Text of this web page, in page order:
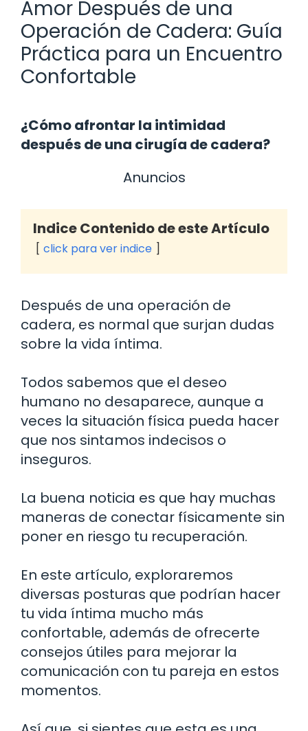
Amor Después de una
Operación de Cadera: Guía
Práctica para un Encuentro
Confortable
¿Cómo afrontar la intimidad
después de una cirugía de cadera?
Anuncios
Indice Contenido de este Artículo
click para ver indice
Después de una operación de
cadera, es normal que surjan dudas
sobre la vida íntima.
Todos sabemos que el deseo
humano no desaparece, aunque a
veces la situación física pueda hacer
que nos sintamos indecisos o
inseguros.
La buena noticia es que hay muchas
maneras de conectar físicamente sin
poner en riesgo tu recuperación.
En este artículo, exploraremos
diversas posturas que podrían hacer
tu vida íntima mucho más
confortable, además de ofrecerte
consejos útiles para mejorar la
comunicación con tu pareja en estos
momentos.